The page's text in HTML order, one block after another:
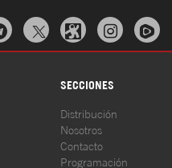
  
SECCIONES
Distribución
Nosotros
Contacto
Programación